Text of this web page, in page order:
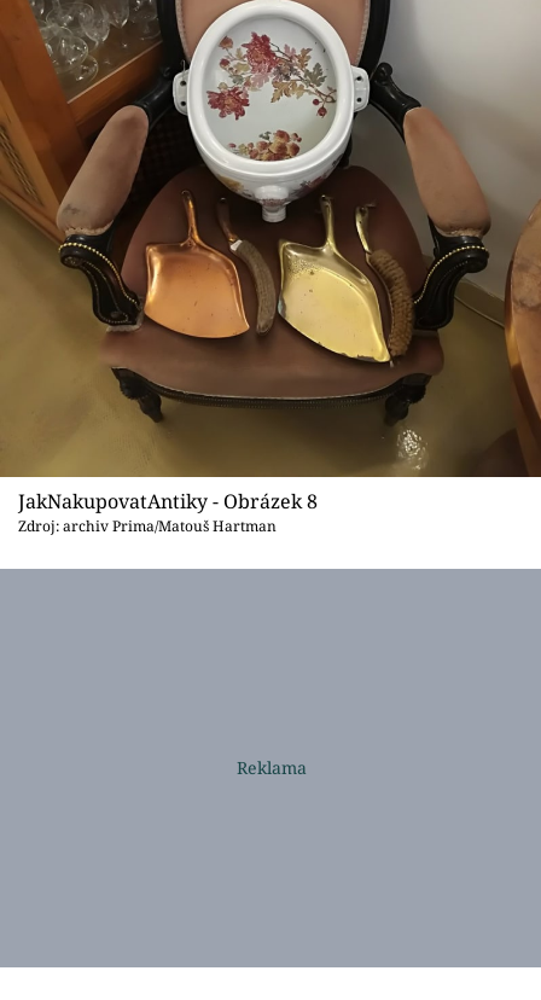
JakNakupovatAntiky - Obrázek 8
Zdroj: archiv Prima/Matouš Hartman